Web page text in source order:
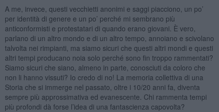
A me, invece, questi vecchietti anonimi e saggi piacciono, un po’
per identità di genere e un po’ perché mi sembrano più
anticonformisti e protestatari di quando erano giovani. È vero,
parlano di un altro mondo e di un altro tempo, annoiano e scivolano
talvolta nei rimpianti, ma siamo sicuri che questi altri mondi e questi
altri tempi producano noia solo perché sono fin troppo rammentati?
Siamo sicuri che siano, almeno in parte, conosciuti da coloro che
non li hanno vissuti? Io credo di no! La memoria collettiva di una
Storia che si immerge nel passato, oltre i 10/20 anni fa, diventa
sempre più approssimativa ed evanescente. Chi rammenta tempi
più profondi dà forse l’idea di una fantascienza capovolta?